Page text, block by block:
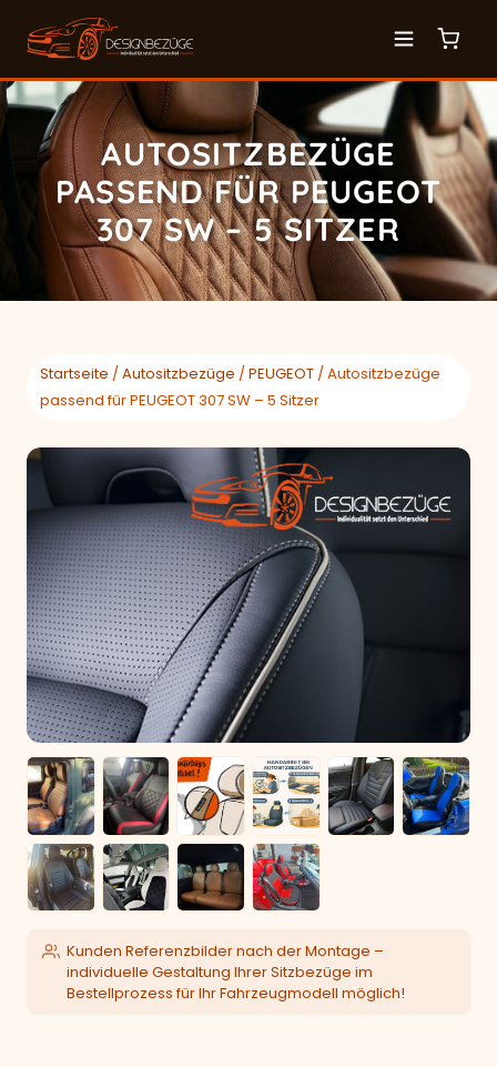
AUTOSITZBEZÜGE
PASSEND FÜR PEUGEOT
307 SW – 5 SITZER
Startseite /Autositzbezüge /PEUGEOT / Autositzbezüge
passend für PEUGEOT 307 SW – 5 Sitzer
Kunden Referenzbilder nach der Montage –
individuelle Gestaltung Ihrer Sitzbezüge im
Bestellprozess für Ihr Fahrzeugmodell möglich!